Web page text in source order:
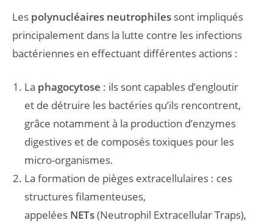
Les polynucléaires neutrophiles sont impliqués
principalement dans la lutte contre les infections
bactériennes en effectuant différentes actions :
La phagocytose : ils sont capables d’engloutir
et de détruire les bactéries qu’ils rencontrent,
grâce notamment à la production d’enzymes
digestives et de composés toxiques pour les
micro-organismes.
La formation de pièges extracellulaires : ces
structures filamenteuses,
appelées NETs(Neutrophil Extracellular Traps),